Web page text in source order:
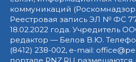
коммуникаций
Реестровая запись ЭЛ № ФС
18.02.2022 года. Учредитель
редактор — Белов В.Ю.
(8412) 238-002, e-mail:
портале PNZ.RU